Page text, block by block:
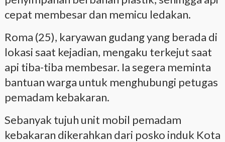
cepat membesar dan memicu ledakan.
Roma (25), karyawan gudang yang berada di
lokasi saat kejadian, mengaku terkejut saat
api tiba-tiba membesar. Ia segera meminta
bantuan warga untuk menghubungi petugas
pemadam kebakaran.
Sebanyak tujuh unit mobil pemadam
kebakaran dikerahkan dari posko induk Kota